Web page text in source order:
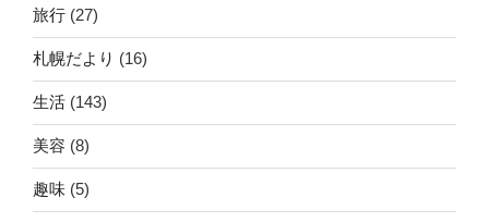
旅行 (27)
札幌だより (16)
生活 (143)
美容 (8)
趣味 (5)